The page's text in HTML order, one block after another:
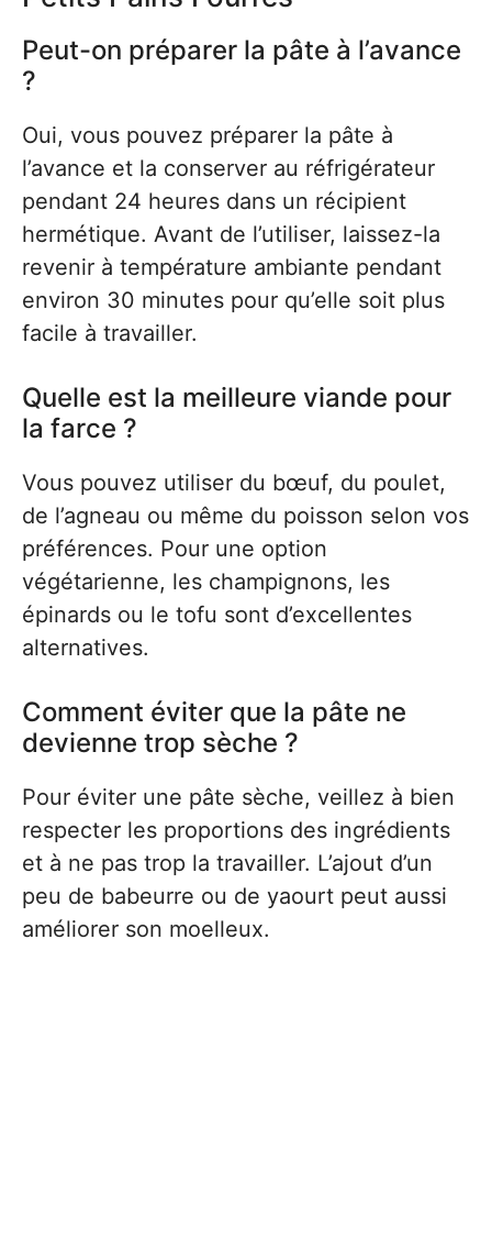
Peut-on préparer la pâte à l’avance
?
Oui, vous pouvez préparer la pâte à
l’avance et la conserver au réfrigérateur
pendant 24 heures dans un récipient
hermétique. Avant de l’utiliser, laissez-la
revenir à température ambiante pendant
environ 30 minutes pour qu’elle soit plus
facile à travailler.
Quelle est la meilleure viande pour
la farce ?
Vous pouvez utiliser du bœuf, du poulet,
de l’agneau ou même du poisson selon vos
préférences. Pour une option
végétarienne, les champignons, les
épinards ou le tofu sont d’excellentes
alternatives.
Comment éviter que la pâte ne
devienne trop sèche ?
Pour éviter une pâte sèche, veillez à bien
respecter les proportions des ingrédients
et à ne pas trop la travailler. L’ajout d’un
peu de babeurre ou de yaourt peut aussi
améliorer son moelleux.